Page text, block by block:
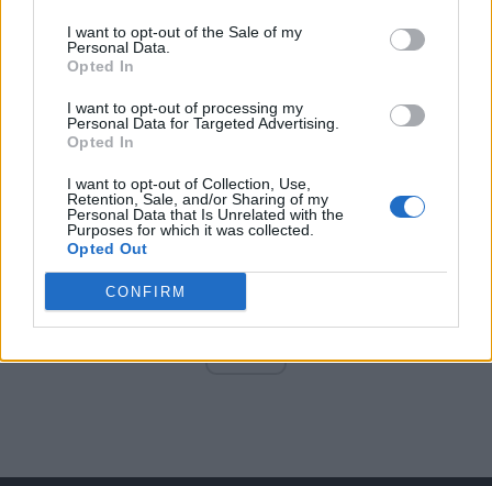
I want to opt-out of the Sale of my
Personal Data.
Opted In
I want to opt-out of processing my
Personal Data for Targeted Advertising.
Opted In
I want to opt-out of Collection, Use,
Retention, Sale, and/or Sharing of my
Personal Data that Is Unrelated with the
Purposes for which it was collected.
Opted Out
CONFIRM
Arhiva sondajelor
ad